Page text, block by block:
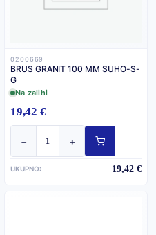
0200669
BRUS GRANIT 100 MM SUHO-S-
G
Na zalihi
19,42 €
− +
UKUPNO: 19,42 €